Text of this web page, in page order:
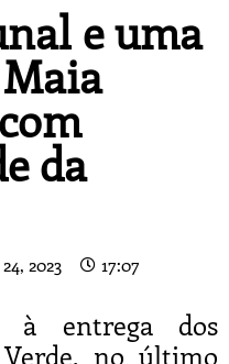
e uma
da
2023 17:07
à entrega dos
Verde, no último